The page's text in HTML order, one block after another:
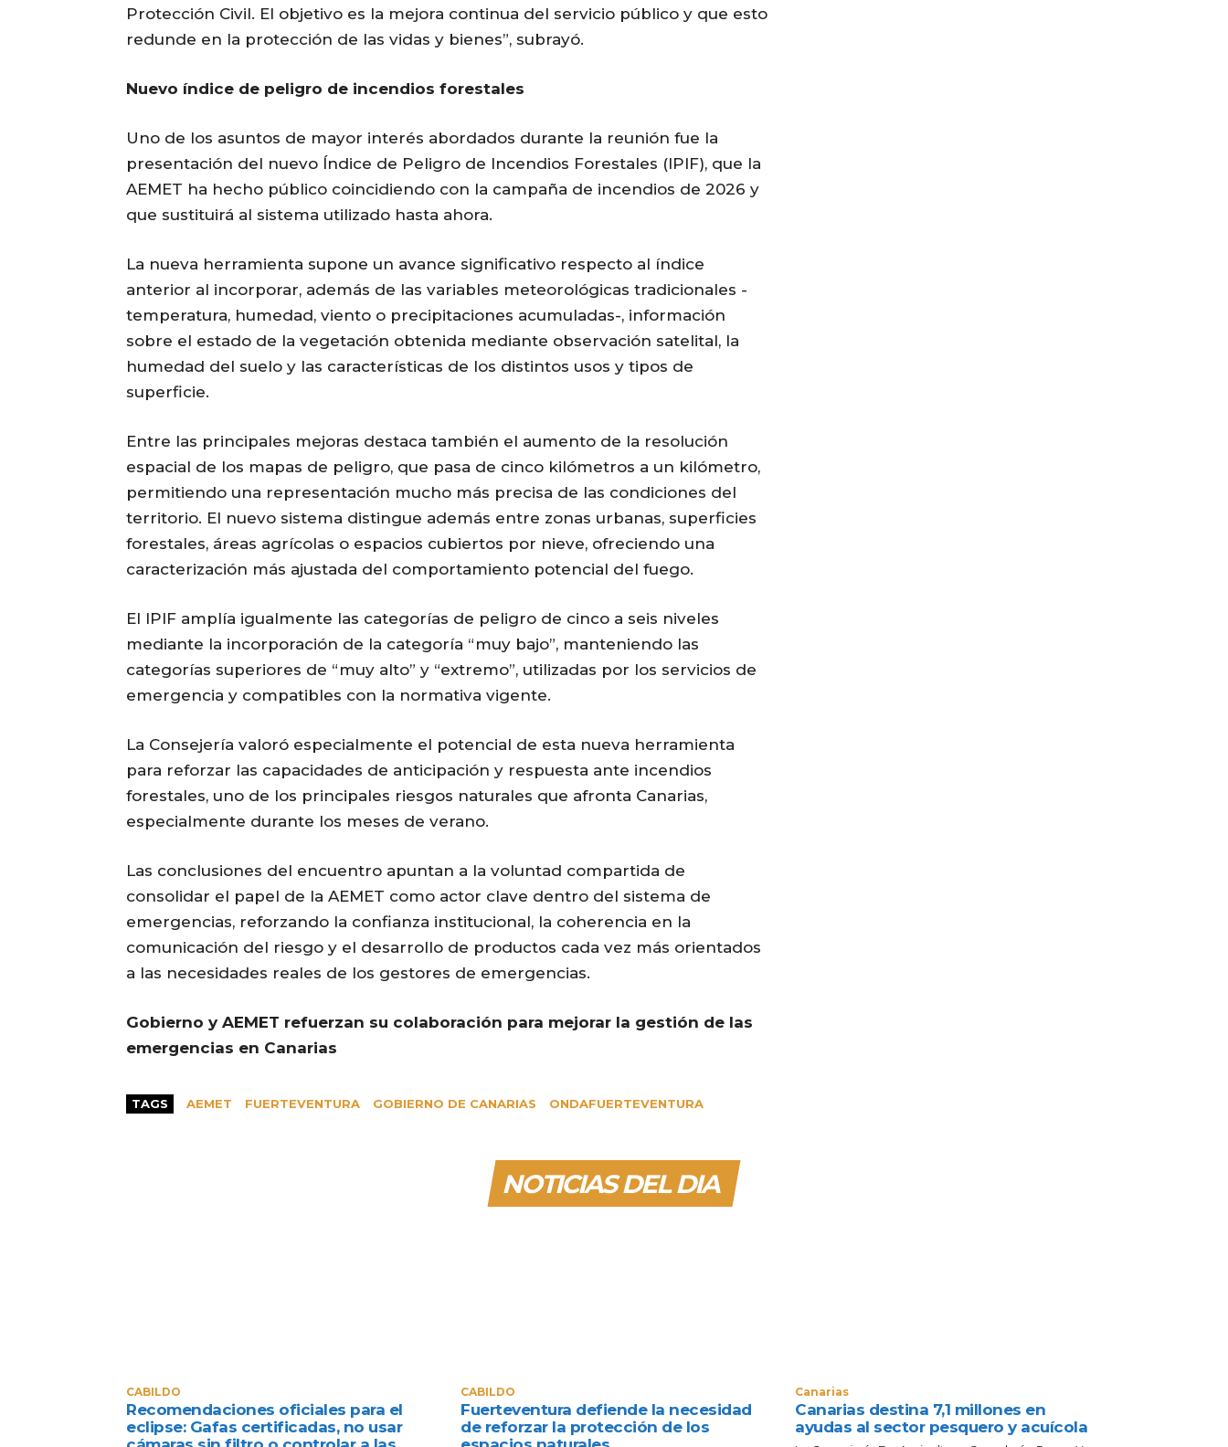
Protección Civil. El objetivo es la mejora continua del servicio público y que esto
redunde en la protección de las vidas y bienes”, subrayó.
Nuevo índice de peligro de incendios forestales
Uno de los asuntos de mayor interés abordados durante la reunión fue la
presentación del nuevo Índice de Peligro de Incendios Forestales (IPIF), que la
AEMET ha hecho público coincidiendo con la campaña de incendios de 2026 y
que sustituirá al sistema utilizado hasta ahora.
La nueva herramienta supone un avance significativo respecto al índice
anterior al incorporar, además de las variables meteorológicas tradicionales -
temperatura, humedad, viento o precipitaciones acumuladas-, información
sobre el estado de la vegetación obtenida mediante observación satelital, la
humedad del suelo y las características de los distintos usos y tipos de
superficie.
Entre las principales mejoras destaca también el aumento de la resolución
espacial de los mapas de peligro, que pasa de cinco kilómetros a un kilómetro,
permitiendo una representación mucho más precisa de las condiciones del
territorio. El nuevo sistema distingue además entre zonas urbanas, superficies
forestales, áreas agrícolas o espacios cubiertos por nieve, ofreciendo una
caracterización más ajustada del comportamiento potencial del fuego.
El IPIF amplía igualmente las categorías de peligro de cinco a seis niveles
mediante la incorporación de la categoría “muy bajo”, manteniendo las
categorías superiores de “muy alto” y “extremo”, utilizadas por los servicios de
emergencia y compatibles con la normativa vigente.
La Consejería valoró especialmente el potencial de esta nueva herramienta
para reforzar las capacidades de anticipación y respuesta ante incendios
forestales, uno de los principales riesgos naturales que afronta Canarias,
especialmente durante los meses de verano.
Las conclusiones del encuentro apuntan a la voluntad compartida de
consolidar el papel de la AEMET como actor clave dentro del sistema de
emergencias, reforzando la confianza institucional, la coherencia en la
comunicación del riesgo y el desarrollo de productos cada vez más orientados
a las necesidades reales de los gestores de emergencias.
Gobierno y AEMET refuerzan su colaboración para mejorar la gestión de las
emergencias en Canarias
TAGS AEMET FUERTEVENTURA GOBIERNO DE CANARIAS ONDAFUERTEVENTURA
NOTICIAS DEL DIA
CABILDO
Recomendaciones oficiales para el
eclipse: Gafas certificadas, no usar
CABILDO
Fuerteventura defiende la necesidad
de reforzar la protección de los
Canarias
Canarias destina 7,1 millones en
ayudas al sector pesquero y acuícola